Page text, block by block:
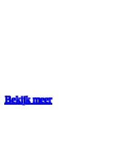
Bekijk meer